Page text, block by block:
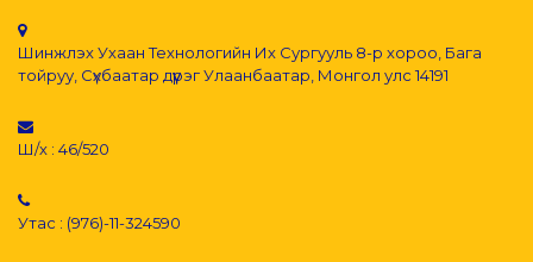
Шинжлэх Ухаан Технологийн Их Сургууль 8-р хороо, Бага
тойруу, Сүхбаатар дүүрэг Улаанбаатар, Монгол улс 14191
Ш/х : 46/520
Утас : (976)-11-324590